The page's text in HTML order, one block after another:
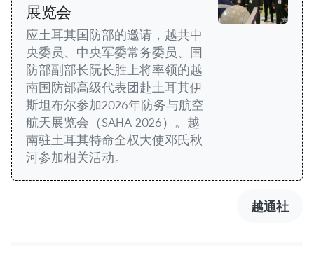
展览会
应土耳其国防部的邀请，越共中
央委员、中央军委常务委员、国
防部副部长阮长胜上将率领的越
南国防部高级代表团赴土耳其伊
斯坦布尔参加2026年防务与航空
航天展览会（SAHA 2026）。越
南驻土耳其特命全权大使邓氏秋
河参加相关活动。
越通社